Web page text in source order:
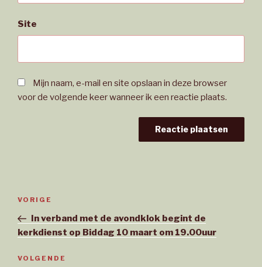
Site
Mijn naam, e-mail en site opslaan in deze browser
voor de volgende keer wanneer ik een reactie plaats.
Vorig
bericht
VORIGE
In verband met de avondklok begint de
kerkdienst op Biddag 10 maart om 19.00uur
Volgend
VOLGENDE